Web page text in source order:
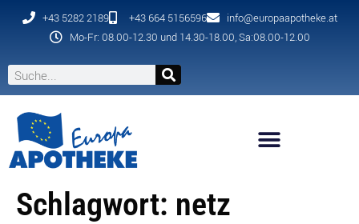
+43 5282 2189 +43 664 5156596
info@europaapotheke.at
Mo-Fr: 08.00-12.30 und 14.30-18.00, Sa:08.00-12.00
Schlagwort: netz